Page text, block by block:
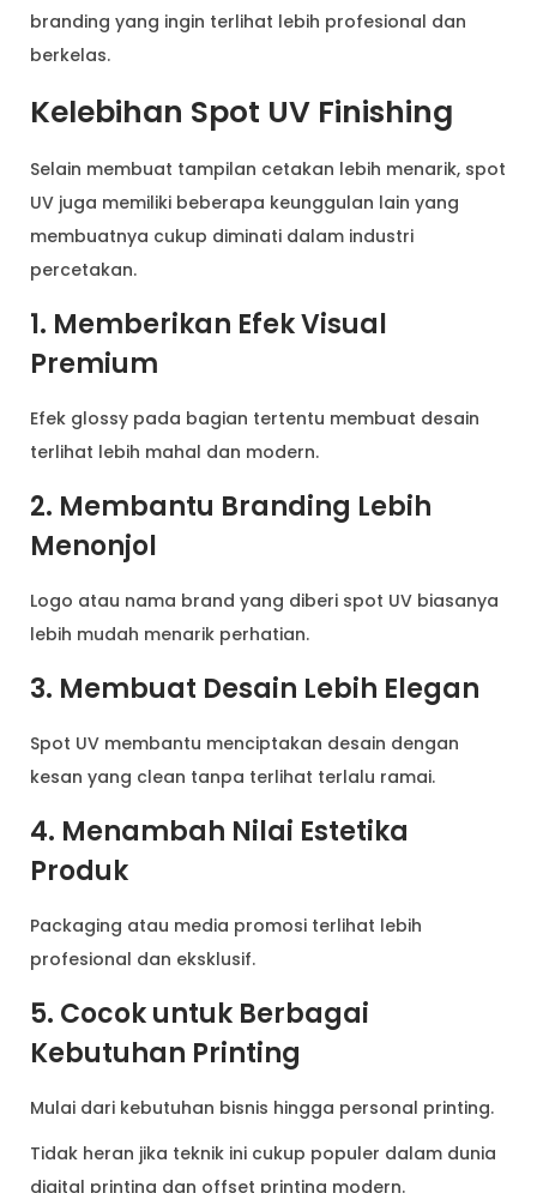
branding yang ingin terlihat lebih profesional dan
berkelas.
Kelebihan Spot UV Finishing
Selain membuat tampilan cetakan lebih menarik, spot
UV juga memiliki beberapa keunggulan lain yang
membuatnya cukup diminati dalam industri
percetakan.
1. Memberikan Efek Visual
Premium
Efek glossy pada bagian tertentu membuat desain
terlihat lebih mahal dan modern.
2. Membantu Branding Lebih
Menonjol
Logo atau nama brand yang diberi spot UV biasanya
lebih mudah menarik perhatian.
3. Membuat Desain Lebih Elegan
Spot UV membantu menciptakan desain dengan
kesan yang clean tanpa terlihat terlalu ramai.
4. Menambah Nilai Estetika
Produk
Packaging atau media promosi terlihat lebih
profesional dan eksklusif.
5. Cocok untuk Berbagai
Kebutuhan Printing
Mulai dari kebutuhan bisnis hingga personal printing.
Tidak heran jika teknik ini cukup populer dalam dunia
digital printing dan offset printing modern.